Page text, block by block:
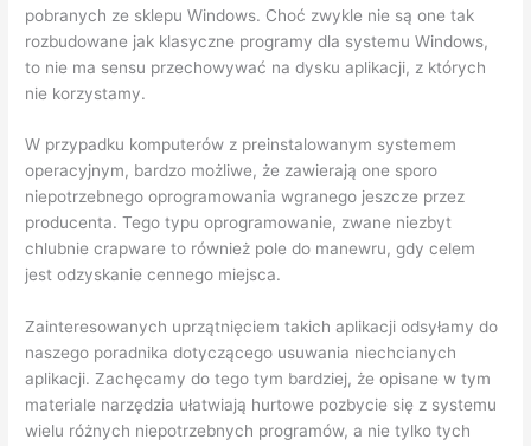
pobranych ze sklepu Windows. Choć zwykle nie są one tak
rozbudowane jak klasyczne programy dla systemu Windows,
to nie ma sensu przechowywać na dysku aplikacji, z których
nie korzystamy.
W przypadku komputerów z preinstalowanym systemem
operacyjnym, bardzo możliwe, że zawierają one sporo
niepotrzebnego oprogramowania wgranego jeszcze przez
producenta. Tego typu oprogramowanie, zwane niezbyt
chlubnie crapware to również pole do manewru, gdy celem
jest odzyskanie cennego miejsca.
Zainteresowanych uprzątnięciem takich aplikacji odsyłamy do
naszego poradnika dotyczącego usuwania niechcianych
aplikacji. Zachęcamy do tego tym bardziej, że opisane w tym
materiale narzędzia ułatwiają hurtowe pozbycie się z systemu
wielu różnych niepotrzebnych programów, a nie tylko tych